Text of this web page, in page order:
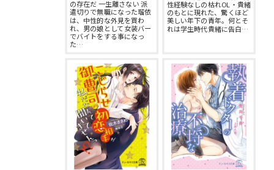
の存在だ 一生離さない 派
遣切りで無職になった瑠依
は、中性的な外見を買わ
れ、男の娘として女装バー
でバイトをする事になっ
た…
性経験なしの枯れOL・貴緒
のもとに現れた、驚くほど
美しい年下の青年。何とそ
れは学生時代貴緒に告白…